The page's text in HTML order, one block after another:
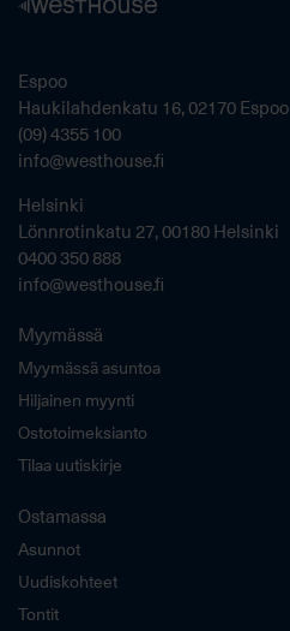
Espoo
Haukilahdenkatu 16, 02170 Espoo
(09) 4355 100
info@westhouse.fi
Helsinki
Lönnrotinkatu 27, 00180 Helsinki
0400 350 888
info@westhouse.fi
Myymässä
Myymässä asuntoa
Hiljainen myynti
Ostotoimeksianto
Tilaa uutiskirje
Ostamassa
Asunnot
Uudiskohteet
Tontit